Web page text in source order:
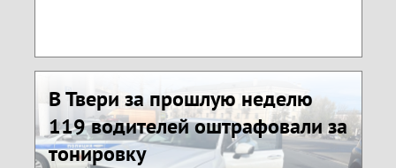
В Твери за прошлую неделю
119 водителей оштрафовали за
тонировку